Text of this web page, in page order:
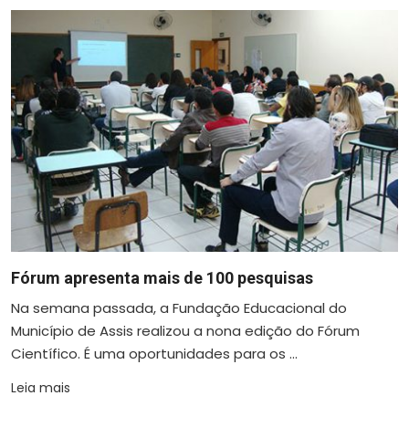
Fórum apresenta mais de 100 pesquisas
Na semana passada, a Fundação Educacional do
Município de Assis realizou a nona edição do Fórum
Científico. É uma oportunidades para os ...
Leia mais